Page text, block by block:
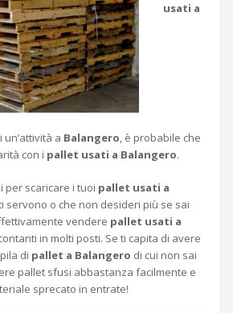
usati a
a Balangero, è probabile che
con i pallet usati a Balangero.
per scaricare i tuoi pallet usati a
servono o che non desideri più se sai
vendere pallet usati a
in molti posti. Se ti capita di avere
di pallet a Balangero di cui non sai
pallet sfusi abbastanza facilmente e
sprecato in entrate!